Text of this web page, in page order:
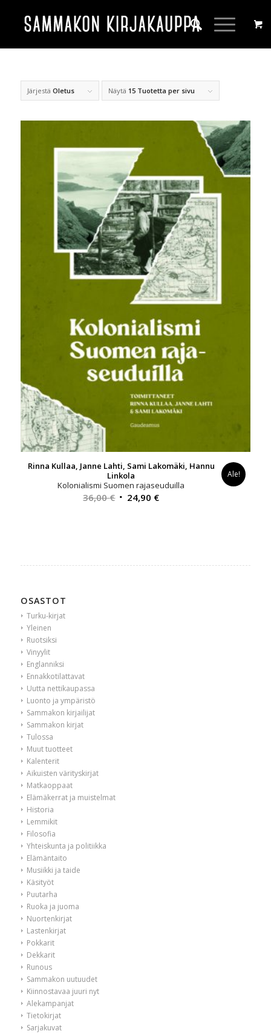
Järjestä Oletus Näytä 15 Tuotetta per sivu
Rinna Kullaa, Janne Lahti, Sami Lakomäki, Hannu
Linkola
Kolonialismi Suomen rajaseuduilla
36,00€ Alkuperäinen
24,90 €Nykyinen
Ale!
OSASTOT
Turku-kirjat
Yleinen
Ruotsiksi
Vinyylit
Englanniksi
Ennakkotilattavat
Uutta nettikaupassa
Luonto ja ympäristö
Sammakon kirjailijat
Sammakon kirjat
Tulossa
Muut tuotteet
Kalenterit
Aikuisten värityskirjat
Matkaoppaat
Elämäkerrat ja muistelmat
Historia
Lemmikit
Filosofia
Yhteiskunta ja politiikka
Elämäntaito
Musiikki ja taide
Käsityöt
Puutarha
Ruoka ja juoma
Nuortenkirjat
Lastenkirjat
Pokkarit
Dekkarit
Runous
Sammakon uutuudet
Kiinnostavaa juuri nyt
Alekampanjat
Tietokirjat
Sarjakuvat